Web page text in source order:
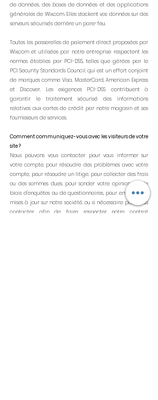
de données, des bases de données et des applications
générales de Wix.com. Elles stockent vos données sur des
serveurs sécurisés derrière un pare-feu.
Toutes les passerelles de paiement direct proposées par
Wix.com et utilisées par notre entreprise respectent les
normes établies par PCI-DSS, telles que gérées par le
PCI Security Standards Council, qui est un effort conjoint
de marques comme Visa, MasterCard, American Express
et Discover. Les exigences PCI-DSS contribuent à
garantir le traitement sécurisé des informations
relatives aux cartes de crédit par notre magasin et ses
fournisseurs de services.
Comment communiquez-vous avec les visiteurs de votre
site ?
Nous pouvons vous contacter pour vous informer sur
votre compte, pour résoudre des problèmes avec votre
compte, pour résoudre un litige, pour collecter des frais
ou des sommes dues, pour sonder votre opinion par le
biais d'enquêtes ou de questionnaires, pour envoyer des
mises à jour sur notre société, ou si nécessaire pour vous
contacter afin de faire respecter notre contrat